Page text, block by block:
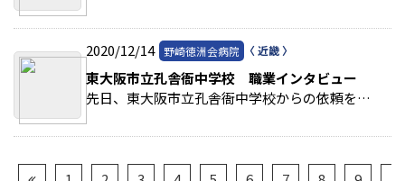
2020/12/14 野崎徳洲会病院
東大阪市立孔舎衙中学校 職業インタビュー
先日、東大阪市立孔舎衙中学校からの依頼を受けて職業インタビューを受けました。 >>続きを読む